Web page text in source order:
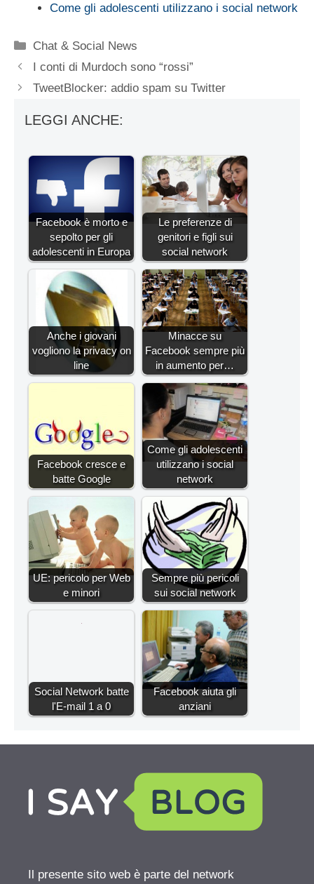
Come gli adolescenti utilizzano i social network
Categorie
Chat & Social News
I conti di Murdoch sono “rossi”
TweetBlocker: addio spam su Twitter
LEGGI ANCHE:
Facebook è morto e
sepolto per gli
adolescenti in Europa
Le preferenze di
genitori e figli sui
social network
Anche i giovani
vogliono la privacy on
line
Minacce su
Facebook sempre più
in aumento per…
Facebook cresce e
batte Google
Come gli adolescenti
utilizzano i social
network
UE: pericolo per Web
e minori
Sempre più pericoli
sui social network
Social Network batte
l'E-mail 1 a 0
Facebook aiuta gli
anziani
Il presente sito web è parte del network